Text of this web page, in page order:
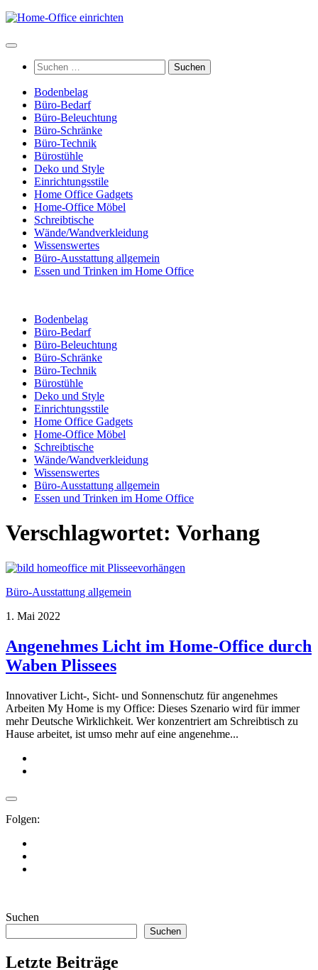
Zum
springen
Suchen
nach:
Bodenbelag
Büro-Bedarf
Büro-Beleuchtung
Büro-Schränke
Büro-Technik
Bürostühle
Deko und Style
Einrichtungsstile
Home Office Gadgets
Home-Office Möbel
Schreibtische
Wände/Wandverkleidung
Wissenswertes
Büro-Ausstattung allgemein
Essen und Trinken im Home Office
Bodenbelag
Büro-Bedarf
Büro-Beleuchtung
Büro-Schränke
Büro-Technik
Bürostühle
Deko und Style
Einrichtungsstile
Home Office Gadgets
Home-Office Möbel
Schreibtische
Wände/Wandverkleidung
Wissenswertes
Büro-Ausstattung allgemein
Essen und Trinken im Home Office
Verschlagwortet: Vorhang
Büro-Ausstattung allgemein
1. Mai 2022
Angenehmes Licht im Home-Office durch
Waben Plissees
Innovativer Licht-, Sicht- und Sonnenschutz für angenehmes
Arbeiten My Home is my Office: Dieses Szenario wird für immer
mehr Deutsche Wirklichkeit. Wer konzentriert am Schreibtisch zu
Hause arbeitet, ist umso mehr auf eine angenehme...
Folgen:
Suchen
Suchen
Letzte Beiträge